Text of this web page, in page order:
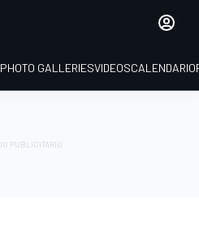
PHOTO GALLERIESVIDEOSCALENDARIO